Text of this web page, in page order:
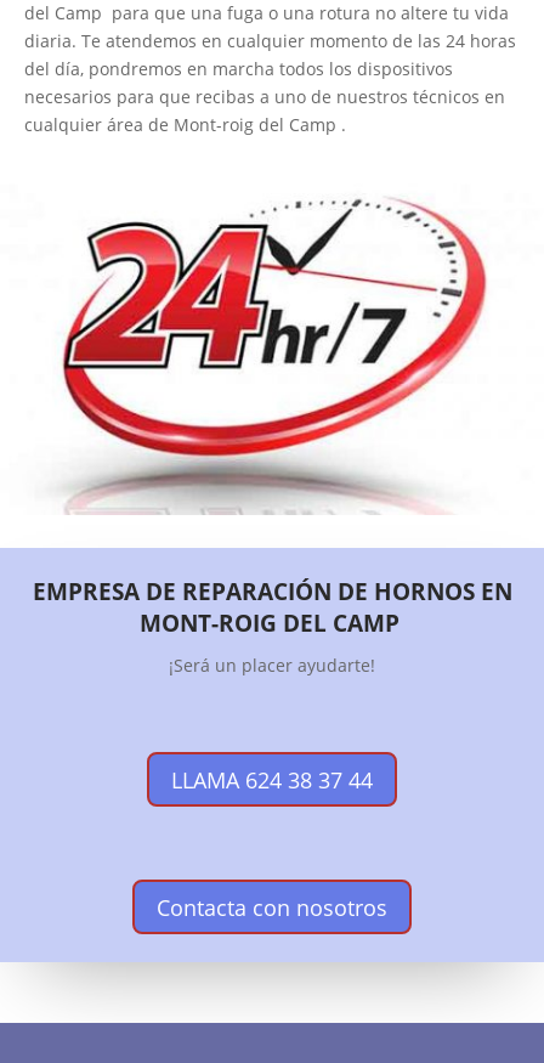
del Camp para que una fuga o una rotura no altere tu vida
diaria. Te atendemos en cualquier momento de las 24 horas
del día, pondremos en marcha todos los dispositivos
necesarios para que recibas a uno de nuestros técnicos en
cualquier área de Mont-roig del Camp .
EMPRESA DE REPARACIÓN DE HORNOS EN
MONT-ROIG DEL CAMP
¡Será un placer ayudarte!
LLAMA 624 38 37 44
Contacta con nosotros